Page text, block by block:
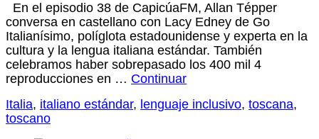
En el episodio 38 de CapicúaFM, Allan Tépper
conversa en castellano con Lacy Edney de Go
Italianísimo, políglota estadounidense y experta en la
cultura y la lengua italiana estándar. También
celebramos haber sobrepasado los 400 mil 4
reproducciones en … Continuar
Italia, italiano estándar, lenguaje inclusivo, toscana,
toscano